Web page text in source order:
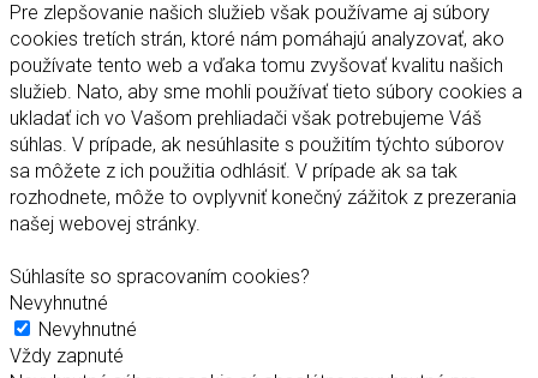
Pre zlepšovanie našich služieb však používame aj súbory
cookies tretích strán, ktoré nám pomáhajú analyzovať, ako
používate tento web a vďaka tomu zvyšovať kvalitu našich
služieb. Nato, aby sme mohli používať tieto súbory cookies a
ukladať ich vo Vašom prehliadači však potrebujeme Váš
súhlas. V prípade, ak nesúhlasite s použitím týchto súborov
sa môžete z ich použitia odhlásiť. V prípade ak sa tak
rozhodnete, môže to ovplyvniť konečný zážitok z prezerania
našej webovej stránky.
Súhlasíte so spracovaním cookies?
Nevyhnutné
Nevyhnutné
Vždy zapnuté